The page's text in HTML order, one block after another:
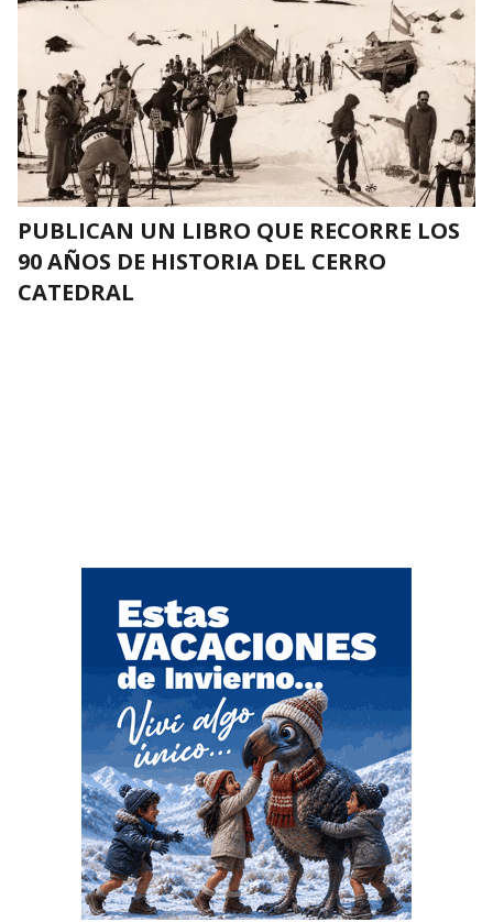
PUBLICAN UN LIBRO QUE RECORRE LOS
90 AÑOS DE HISTORIA DEL CERRO
CATEDRAL